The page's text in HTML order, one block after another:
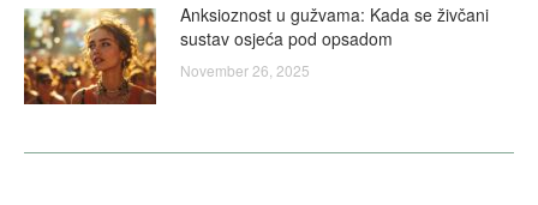
Anksioznost u gužvama: Kada se živčani
sustav osjeća pod opsadom
November 26, 2025